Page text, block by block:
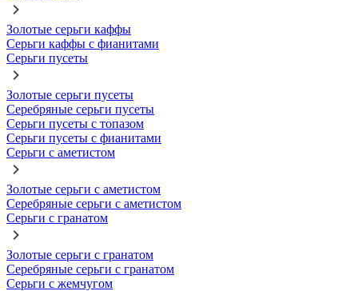
Золотые серьги каффы
Серьги каффы с фианитами
Серьги пусеты
Золотые серьги пусеты
Серебряные серьги пусеты
Серьги пусеты с топазом
Серьги пусеты с фианитами
Серьги с аметистом
Золотые серьги с аметистом
Серебряные серьги с аметистом
Серьги с гранатом
Золотые серьги с гранатом
Серебряные серьги с гранатом
Серьги с жемчугом